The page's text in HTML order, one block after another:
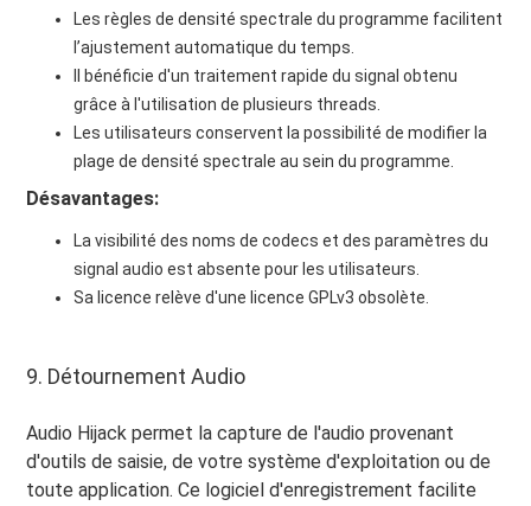
Les règles de densité spectrale du programme facilitent
l’ajustement automatique du temps.
Il bénéficie d'un traitement rapide du signal obtenu
grâce à l'utilisation de plusieurs threads.
Les utilisateurs conservent la possibilité de modifier la
plage de densité spectrale au sein du programme.
Désavantages:
La visibilité des noms de codecs et des paramètres du
signal audio est absente pour les utilisateurs.
Sa licence relève d'une licence GPLv3 obsolète.
9. Détournement Audio
Audio Hijack permet la capture de l'audio provenant
d'outils de saisie, de votre système d'exploitation ou de
toute application. Ce logiciel d'enregistrement facilite